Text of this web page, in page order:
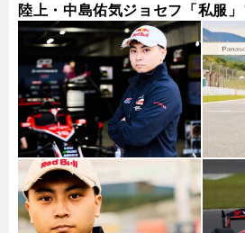
陸上・中島佑気ジョセフ「私服